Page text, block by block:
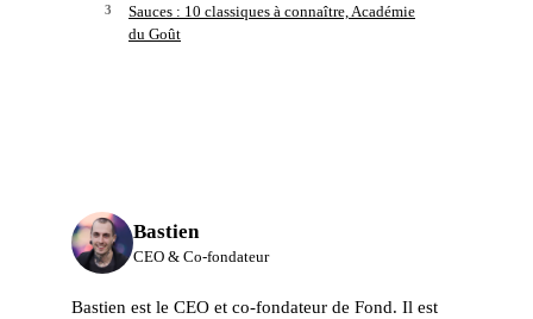
Sauces : 10 classiques à connaître, Académie
du Goût
Bastien
CEO & Co-fondateur
Bastien est le CEO et co-fondateur de Fond. Il est